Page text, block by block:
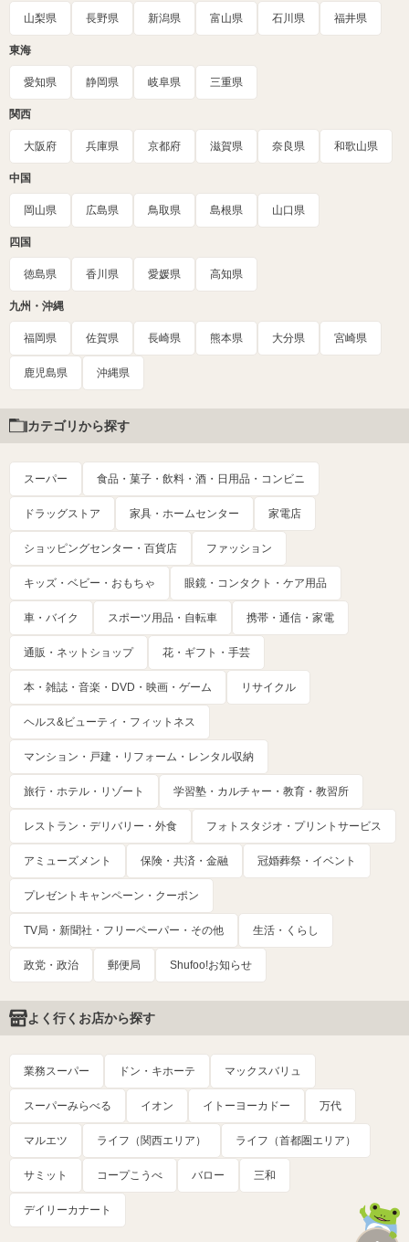
山梨県 長野県 新潟県 富山県 石川県 福井県
東海
愛知県 静岡県 岐阜県 三重県
関西
大阪府 兵庫県 京都府 滋賀県 奈良県 和歌山県
中国
岡山県 広島県 鳥取県 島根県 山口県
四国
徳島県 香川県 愛媛県 高知県
九州・沖縄
福岡県 佐賀県 長崎県 熊本県 大分県 宮崎県
鹿児島県 沖縄県
カテゴリから探す
スーパー 食品・菓子・飲料・酒・日用品・コンビニ
ドラッグストア 家具・ホームセンター 家電店
ショッピングセンター・百貨店 ファッション
キッズ・ベビー・おもちゃ 眼鏡・コンタクト・ケア用品
車・バイク スポーツ用品・自転車 携帯・通信・家電
通販・ネットショップ 花・ギフト・手芸
本・雑誌・音楽・DVD・映画・ゲーム リサイクル
ヘルス&ビューティ・フィットネス
マンション・戸建・リフォーム・レンタル収納
旅行・ホテル・リゾート 学習塾・カルチャー・教育・教習所
レストラン・デリバリー・外食 フォトスタジオ・プリントサービス
アミューズメント 保険・共済・金融 冠婚葬祭・イベント
プレゼントキャンペーン・クーポン
TV局・新聞社・フリーペーパー・その他 生活・くらし
政党・政治 郵便局 Shufoo!お知らせ
よく行くお店から探す
業務スーパー ドン・キホーテ マックスバリュ
スーパーみらべる イオン イトーヨーカドー 万代
マルエツ ライフ（関西エリア） ライフ（首都圏エリア）
サミット コープこうべ バロー 三和
デイリーカナート